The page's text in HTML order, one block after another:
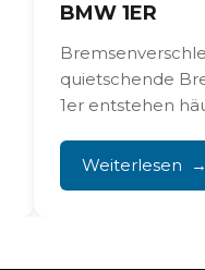
MW 1ER
quietschende
1er entstehen
Wintermonaten,
dauerhaftes
Weiterlesen